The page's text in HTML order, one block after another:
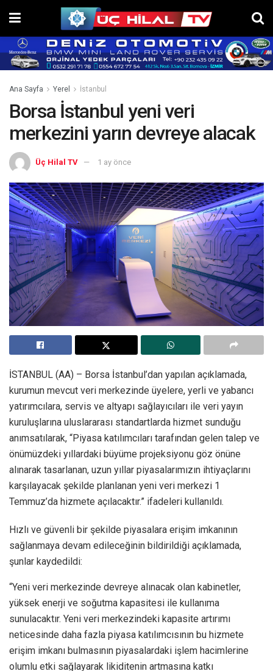
Ana Sayfa Yerel İstanbul
Borsa İstanbul yeni veri
merkezini yarın devreye alacak
Üç Hilal TV 1 ay önce
İSTANBUL (AA) – Borsa İstanbul’dan yapılan açıklamada,
kurumun mevcut veri merkezinde üyelere, yerli ve yabancı
yatırımcılara, servis ve altyapı sağlayıcıları ile veri yayın
kuruluşlarına uluslararası standartlarda hizmet sunduğu
anımsatılarak, “Piyasa katılımcıları tarafından gelen talep ve
önümüzdeki yıllardaki büyüme projeksiyonu göz önüne
alınarak tasarlanan, uzun yıllar piyasalarımızın ihtiyaçlarını
karşılayacak şekilde planlanan yeni veri merkezi 1
Temmuz’da hizmete açılacaktır.” ifadeleri kullanıldı.
Hızlı ve güvenli bir şekilde piyasalara erişim imkanının
sağlanmaya devam edileceğinin bildirildiği açıklamada,
şunlar kaydedildi:
“Yeni veri merkezinde devreye alınacak olan kabinetler,
yüksek enerji ve soğutma kapasitesi ile kullanıma
sunulacaktır. Yeni veri merkezindeki kapasite artırımı
neticesinde daha fazla piyasa katılımcısının bu hizmete
erişim imkanı bulmasının piyasalardaki işlem hacimlerine
olumlu etki sağlayarak likiditenin artmasına katkı